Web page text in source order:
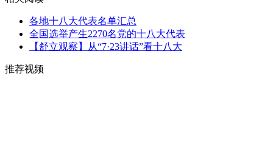
各地十八大代表名单汇总
全国选举产生2270名党的十八大代表
【舒立观察】从“7·23讲话”看十八大
推荐视频